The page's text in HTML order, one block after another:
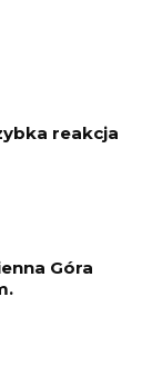
reakcja
Góra